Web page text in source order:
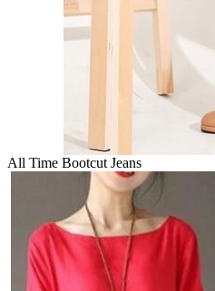
All Time Bootcut Jeans